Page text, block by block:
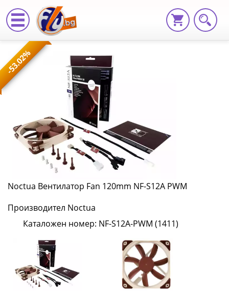
Noctua
Вентилатор
120mm
NF-
S12A
PWM
NF-
S12A-
PWM
(1411)
|
Fly.bg
-53.02%
Noctua Вентилатор Fan 120mm NF-S12A PWM
Производител Noctua
Каталожен номер: NF-S12A-PWM (1411)